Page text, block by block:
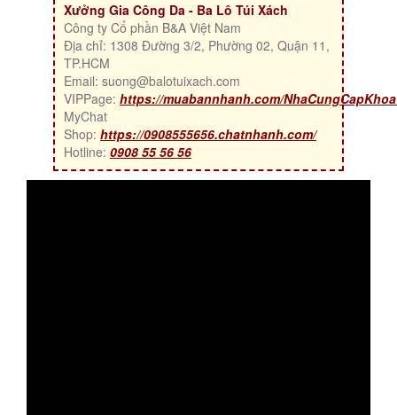
Xưởng Gia Công Da - Ba Lô Túi Xách
Công ty Cổ phần B&A Việt Nam
Địa chỉ: 1308 Đường 3/2, Phường 02, Quận 11,
TP.HCM
Email: suong@balotuixach.com
VIPPage: https://muabannhanh.com/
MyChat
Shop: https://0908555656.chatnhanh.com/
Hotline: 0908 55 56 56